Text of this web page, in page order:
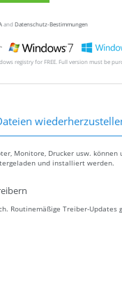
andDatenschutz-Bestimmungen
registry for FREE. Full version must be
Monitore, Drucker usw. können
und installiert werden.
Routinemäßige Treiber-Updates